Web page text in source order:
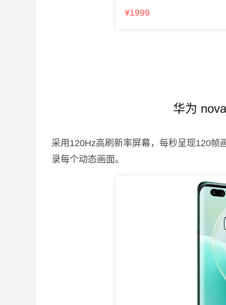
¥1999
华为
采用120Hz高刷新率屏幕，每秒呈现120帧
录每个动态画面。